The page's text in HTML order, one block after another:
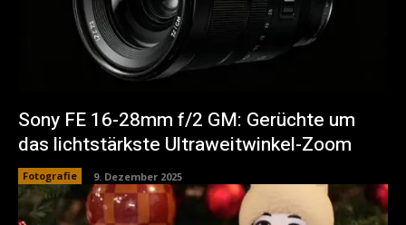
Sony FE 16-28mm f/2 GM: Gerüchte um
das lichtstärkste Ultraweitwinkel-Zoom
Fotografie 9. Dezember 2025